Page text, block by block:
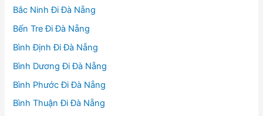
Bắc Ninh Đi Đà Nẵng
Bến Tre Đi Đà Nẵng
Bình Định Đi Đà Nẵng
Bình Dương Đi Đà Nẵng
Bình Phước Đi Đà Nẵng
Bình Thuận Đi Đà Nẵng